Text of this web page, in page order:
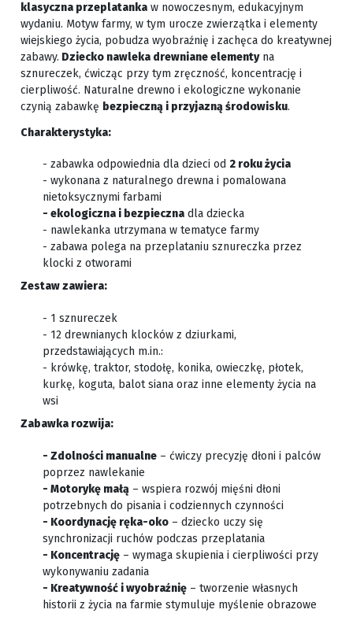
klasyczna przeplatankaw nowoczesnym, edukacyjnym
wydaniu. Motyw farmy, w tym urocze zwierzątka i elementy
wiejskiego życia, pobudza wyobraźnię i zachęca do kreatywnej
zabawy. Dziecko nawleka drewniane elementyna
sznureczek, ćwicząc przy tym zręczność, koncentrację i
cierpliwość. Naturalne drewno i ekologiczne wykonanie
czynią zabawkę bezpieczną i przyjazną środowisku.
Charakterystyka:
- zabawka odpowiednia dla dzieci od 2 roku życia
- wykonana z naturalnego drewna i pomalowana
nietoksycznymi farbami
- ekologiczna i bezpiecznadla dziecka
- nawlekanka utrzymana w tematyce farmy
- zabawa polega na przeplataniu sznureczka przez
klocki z otworami
Zestaw zawiera:
- 1 sznureczek
- 12 drewnianych klocków z dziurkami,
przedstawiających m.in.:
- krówkę, traktor, stodołę, konika, owieczkę, płotek,
kurkę, koguta, balot siana oraz inne elementy życia na
wsi
Zabawka rozwija:
- Zdolności manualne– ćwiczy precyzję dłoni i palców
poprzez nawlekanie
- Motorykę małą– wspiera rozwój mięśni dłoni
potrzebnych do pisania i codziennych czynności
- Koordynację ręka-oko– dziecko uczy się
synchronizacji ruchów podczas przeplatania
- Koncentrację– wymaga skupienia i cierpliwości przy
wykonywaniu zadania
- Kreatywność i wyobraźnię– tworzenie własnych
historii z życia na farmie stymuluje myślenie obrazowe